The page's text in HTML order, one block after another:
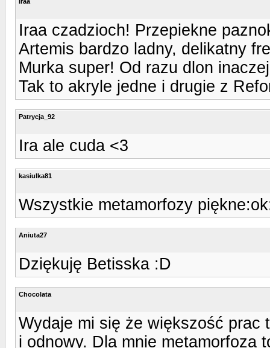
Iraa czadzioch! Przepiekne
Artemis bardzo ladny, delikatny
Murka super! Od razu dlon
Tak to akryle jedne i drugie z
Patrycja_92
Ira ale cuda <3
kasiulka81
Wszystkie metamorfozy
Aniuta27
Dziękuję Betisska :D
Chocolata
Wydaje mi się że większość prac
i odnowy. Dla mnie metamorfoza